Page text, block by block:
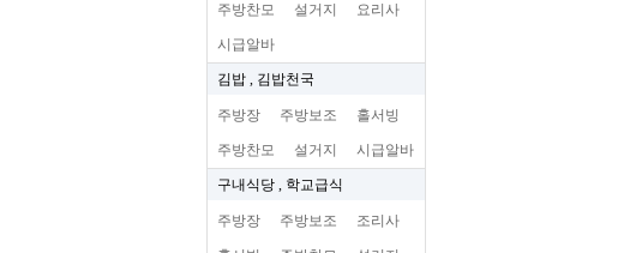
주방찬모 설거지 요리사
시급알바
김밥 , 김밥천국
주방장 주방보조 홀서빙
주방찬모 설거지 시급알바
구내식당 , 학교급식
주방장 주방보조 조리사